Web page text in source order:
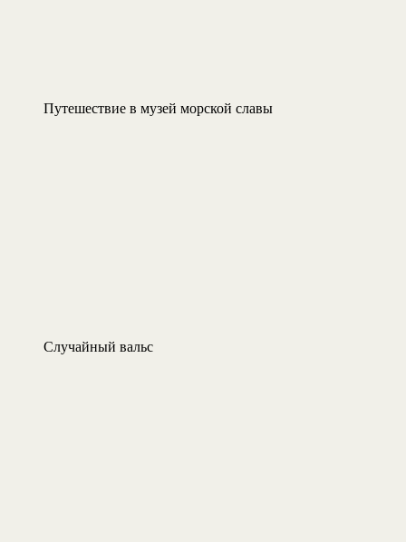
Путешествие в музей морской славы
Случайный вальс